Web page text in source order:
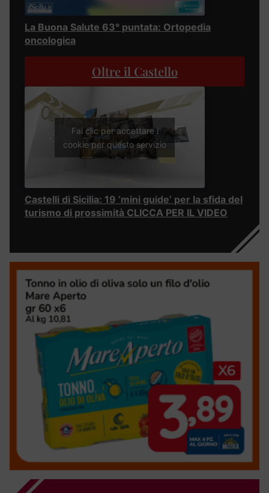
La Buona Salute 63° puntata: Ortopedia
oncologica
Oltre il Castello
Fai clic per accettare i
cookie per questo servizio
Castelli di Sicilia: 19 ‘mini guide’ per la sfida del
turismo di prossimità CLICCA PER IL VIDEO